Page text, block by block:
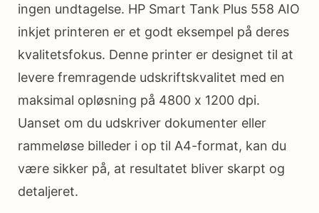
ingen undtagelse. HP Smart Tank Plus 558 AIO
inkjet printeren er et godt eksempel på deres
kvalitetsfokus. Denne printer er designet til at
levere fremragende udskriftskvalitet med en
maksimal opløsning på 4800 x 1200 dpi.
Uanset om du udskriver dokumenter eller
rammeløse billeder i op til A4-format, kan du
være sikker på, at resultatet bliver skarpt og
detaljeret.